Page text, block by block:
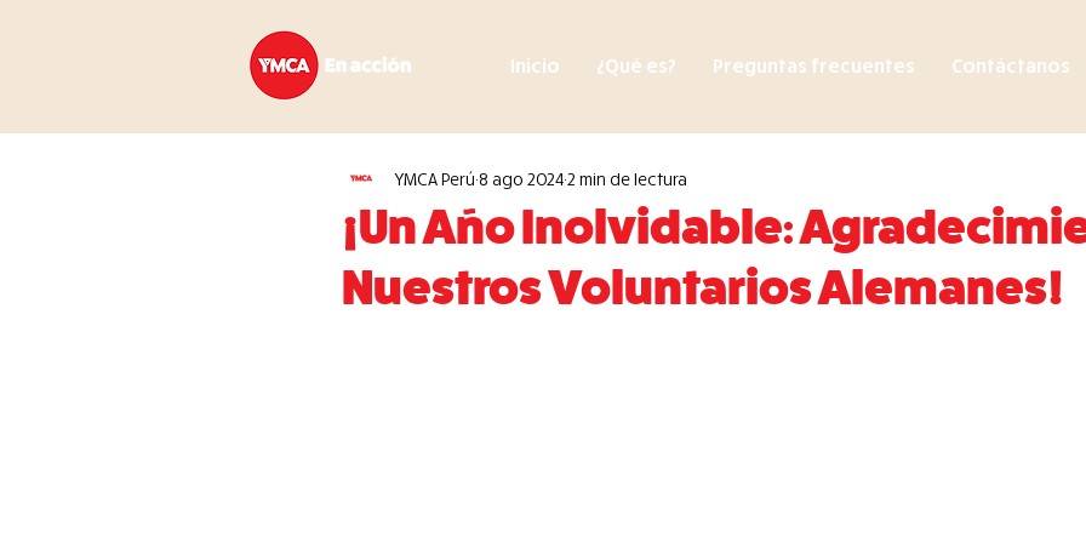
Inicio ¿Qué es? Preguntas frecuentes Contáctanos
¡Un Año Inolvidable:
Nuestros Voluntarios Alemanes!
YMCA Perú 8 ago 2024 2 min de lectura